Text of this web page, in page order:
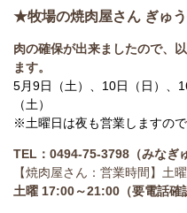
★牧場の焼肉屋さん ぎゅ
肉の確保が出来ましたので、
ます。
5月9日（土）、10日（日）、
（土）
※土曜日は夜も営業しますので
TEL：0494-75-3798（みなぎ
【焼肉屋さん：営業時間】土
土曜 17:00～21:00（要電話確